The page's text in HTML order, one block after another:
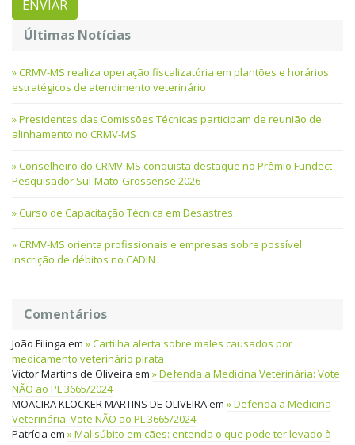
Últimas Notícias
CRMV-MS realiza operação fiscalizatória em plantões e horários
estratégicos de atendimento veterinário
Presidentes das Comissões Técnicas participam de reunião de
alinhamento no CRMV-MS
Conselheiro do CRMV-MS conquista destaque no Prêmio Fundect
Pesquisador Sul-Mato-Grossense 2026
Curso de Capacitação Técnica em Desastres
CRMV-MS orienta profissionais e empresas sobre possível
inscrição de débitos no CADIN
Comentários
João Filinga em
Cartilha alerta sobre males causados por
medicamento veterinário pirata
Victor Martins de Oliveira em
Defenda a Medicina Veterinária: Vote
NÃO ao PL 3665/2024
MOACIRA KLOCKER MARTINS DE OLIVEIRAem
Defenda a Medicina
Veterinária: Vote NÃO ao PL 3665/2024
Patrícia em
Mal súbito em cães: entenda o que pode ter levado à